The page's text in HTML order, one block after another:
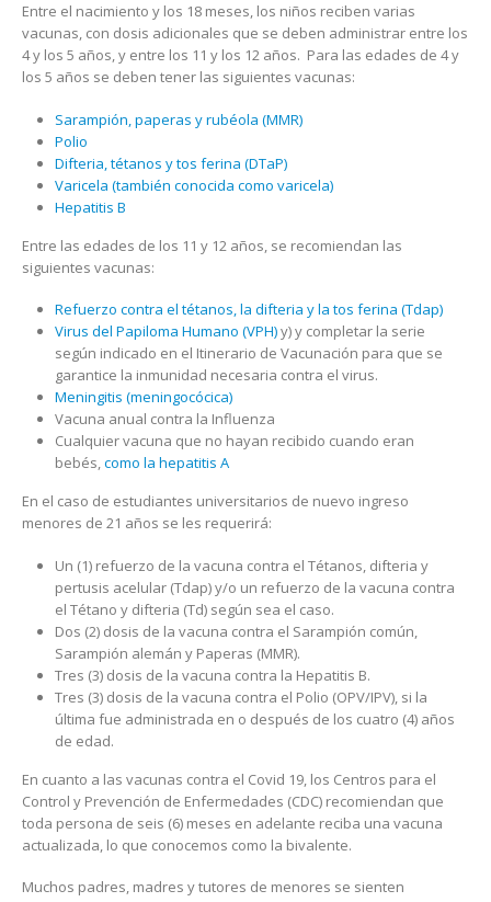
Entre el nacimiento y los 18 meses, los niños reciben varias
vacunas, con dosis adicionales que se deben administrar entre los
4 y los 5 años, y entre los 11 y los 12 años. Para las edades de 4 y
los 5 años se deben tener las siguientes vacunas:
Sarampión, paperas y rubéola (MMR)
Polio
Difteria, tétanos y tos ferina (DTaP)
Varicela (también conocida como varicela)
Hepatitis B
Entre las edades de los 11 y 12 años, se recomiendan las
siguientes vacunas:
Refuerzo contra el tétanos, la difteria y la tos ferina (Tdap)
Virus del Papiloma Humano (VPH)y) y completar la serie
según indicado en el Itinerario de Vacunación para que se
garantice la inmunidad necesaria contra el virus.
Meningitis (meningocócica)
Vacuna anual contra la Influenza
Cualquier vacuna que no hayan recibido cuando eran
bebés,como la hepatitis A
En el caso de estudiantes universitarios de nuevo ingreso
menores de 21 años se les requerirá:
Un (1) refuerzo de la vacuna contra el Tétanos, difteria y
pertusis acelular (Tdap) y/o un refuerzo de la vacuna contra
el Tétano y difteria (Td) según sea el caso.
Dos (2) dosis de la vacuna contra el Sarampión común,
Sarampión alemán y Paperas (MMR).
Tres (3) dosis de la vacuna contra la Hepatitis B.
Tres (3) dosis de la vacuna contra el Polio (OPV/IPV), si la
última fue administrada en o después de los cuatro (4) años
de edad.
En cuanto a las vacunas contra el Covid 19, los Centros para el
Control y Prevención de Enfermedades (CDC) recomiendan que
toda persona de seis (6) meses en adelante reciba una vacuna
actualizada, lo que conocemos como la bivalente.
Muchos padres, madres y tutores de menores se sienten